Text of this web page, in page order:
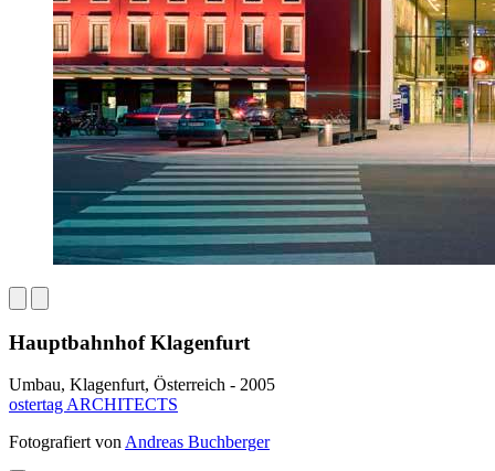
Hauptbahnhof Klagenfurt
Umbau, Klagenfurt, Österreich - 2005
ostertag ARCHITECTS
Fotografiert vonAndreas Buchberger